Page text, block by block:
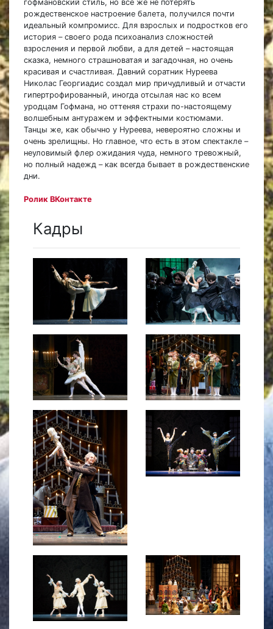
гофмановский стиль, но все же не потерять
рождественское настроение балета, получился почти
идеальный компромисс. Для взрослых и подростков его
история – своего рода психоанализ сложностей
взросления и первой любви, а для детей – настоящая
сказка, немного страшноватая и загадочная, но очень
красивая и счастливая. Давний соратник Нуреева
Николас Георгиадис создал мир причудливый и отчасти
гипертрофированный, иногда отсылая нас ко всем
уродцам Гофмана, но оттеняя страхи по-настоящему
волшебным антуражем и эффектными костюмами.
Танцы же, как обычно у Нуреева, невероятно сложны и
очень зрелищны. Но главное, что есть в этом спектакле –
неуловимый флер ожидания чуда, немного тревожный,
но полный надежд – как всегда бывает в рождественские
дни.
Ролик ВКонтакте
Кадры